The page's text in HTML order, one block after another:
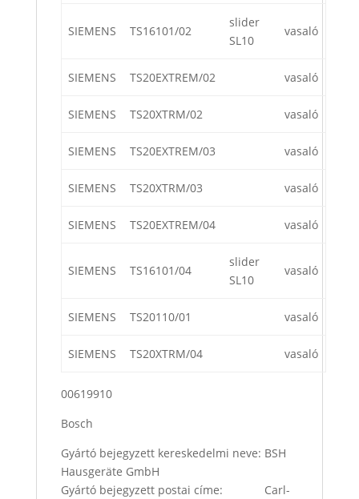
SIEMENS TS16101/02
slider
SL10
vasaló
SIEMENS TS20EXTREM/02 vasaló
SIEMENS TS20XTRM/02 vasaló
SIEMENS TS20EXTREM/03 vasaló
SIEMENS TS20XTRM/03 vasaló
SIEMENS TS20EXTREM/04 vasaló
SIEMENS TS16101/04
slider
SL10
vasaló
SIEMENS TS20110/01 vasaló
SIEMENS TS20XTRM/04 vasaló
00619910
Bosch
Gyártó bejegyzett kereskedelmi neve: BSH
Hausgeräte GmbH
Gyártó bejegyzett postai címe: Carl-